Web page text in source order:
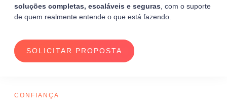
soluções completas, escaláveis e seguras , com o suporte
de quem realmente entende o que está fazendo.
SOLICITAR PROPOSTA
CONFIANÇA